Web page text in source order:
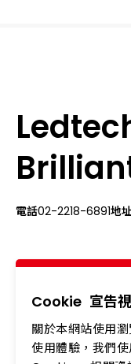
電話02-2218-6891地址
關於我們
產品專區
投資人專區
Cookie 宣告
關於本網站使用
使用體驗，我們